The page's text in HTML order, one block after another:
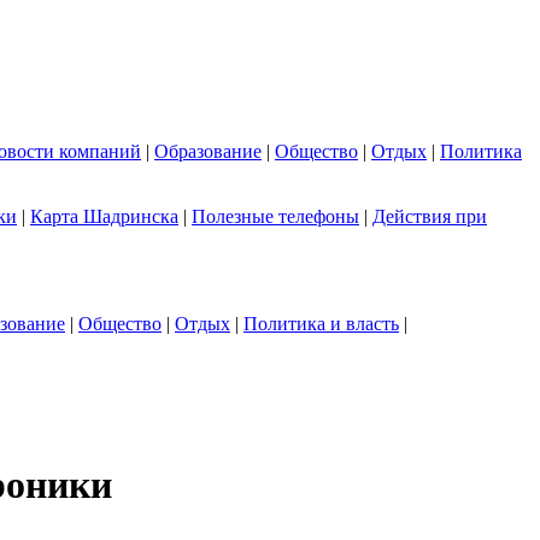
компаний | Образование | Общество | Отдых | Политика
| Карта Шадринска | Полезные телефоны | Действия при
| Общество | Отдых | Политика и власть |